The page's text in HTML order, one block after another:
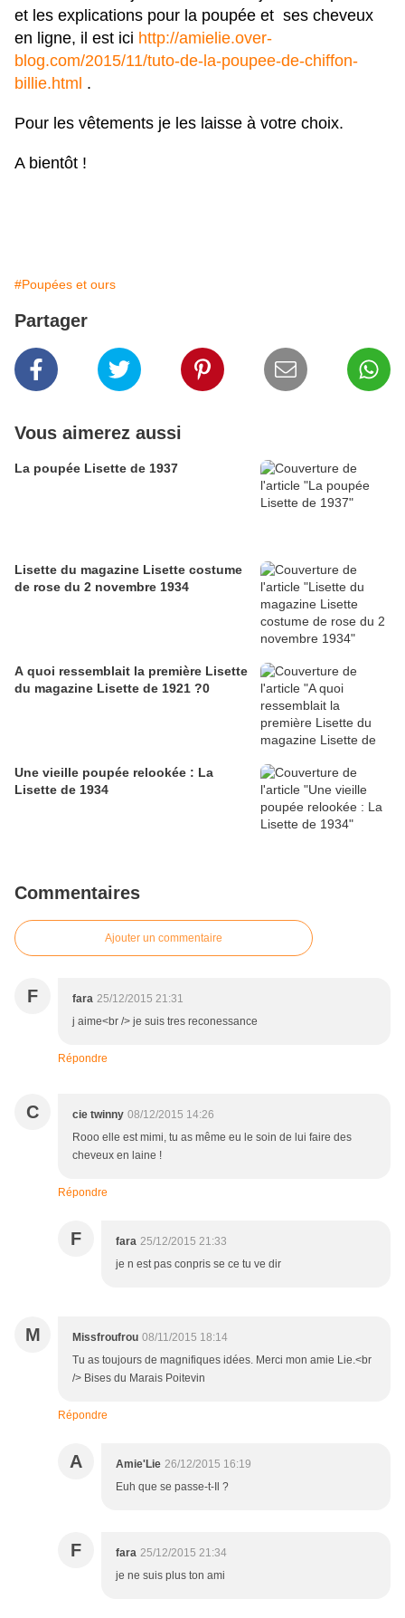
et les explications pour la poupée et ses cheveux
en ligne, il est ici http://amielie.over-
blog.com/2015/11/tuto-de-la-poupee-de-chiffon-
billie.html .
Pour les vêtements je les laisse à votre choix.
A bientôt !
#Poupées et ours
Partager
Vous aimerez aussi
La poupée Lisette de 1937
Lisette du magazine Lisette costume
de rose du 2 novembre 1934
A quoi ressemblait la première Lisette
du magazine Lisette de 1921 ?0
Une vieille poupée relookée : La
Lisette de 1934
Commentaires
Ajouter un commentaire
F fara 25/12/2015 21:31
j aime<br /> je suis tres reconessance
Répondre
C cie twinny 08/12/2015 14:26
Rooo elle est mimi, tu as même eu le soin de lui faire des
cheveux en laine !
Répondre
F fara 25/12/2015 21:33
je n est pas conpris se ce tu ve dir
M Missfroufrou 08/11/2015 18:14
Tu as toujours de magnifiques idées. Merci mon amie Lie.<br
/> Bises du Marais Poitevin
Répondre
A Amie'Lie 26/12/2015 16:19
Euh que se passe-t-Il ?
F fara 25/12/2015 21:34
je ne suis plus ton ami